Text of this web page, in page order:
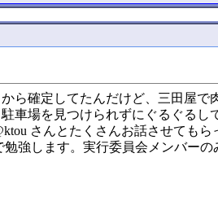
ら確定してたんだけど、三田屋
車場を見つけられずにぐるぐる
さんとたくさんお話させてもら
強します。実行委員会メンバー